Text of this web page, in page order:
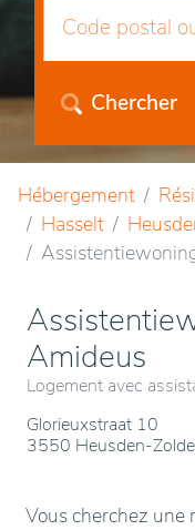
Chercher
Hébergement
Hasselt
Amideus
Logement avec
Glorieuxstraat 10
3550 Heusden-
Vous cherchez une